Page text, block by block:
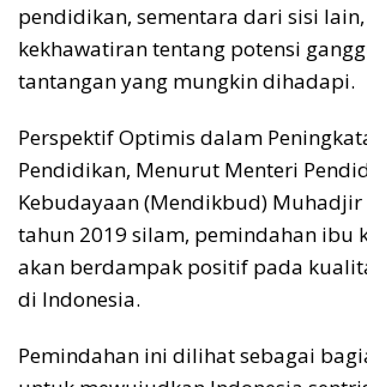
pendidikan, sementara dari sisi
kekhawatiran tentang potensi
tantangan yang mungkin dihadapi.
Perspektif Optimis dalam
Pendidikan, Menurut Menteri
Kebudayaan (Mendikbud) Muhadjir
tahun 2019 silam, pemindahan ibu
akan berdampak positif pada
di Indonesia.
Pemindahan ini dilihat sebagai